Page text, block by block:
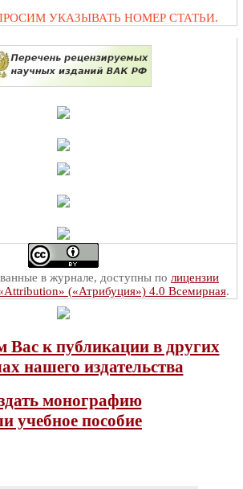
УКАЗЫВАТЬ НОМЕР СТАТЬИ.
в журнале, доступны по лицензии
(«Атрибуция») 4.0 Всемирная.
к публикации в других
нашего издательства
монографию
учебное пособие